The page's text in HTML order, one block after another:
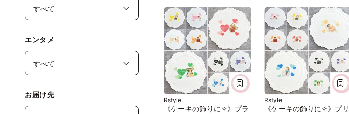
エンタメ
お届け先
Rstyle
《ケーキの飾りに✧》プラ
Rstyle
《ケーキの飾りに✧》プリ